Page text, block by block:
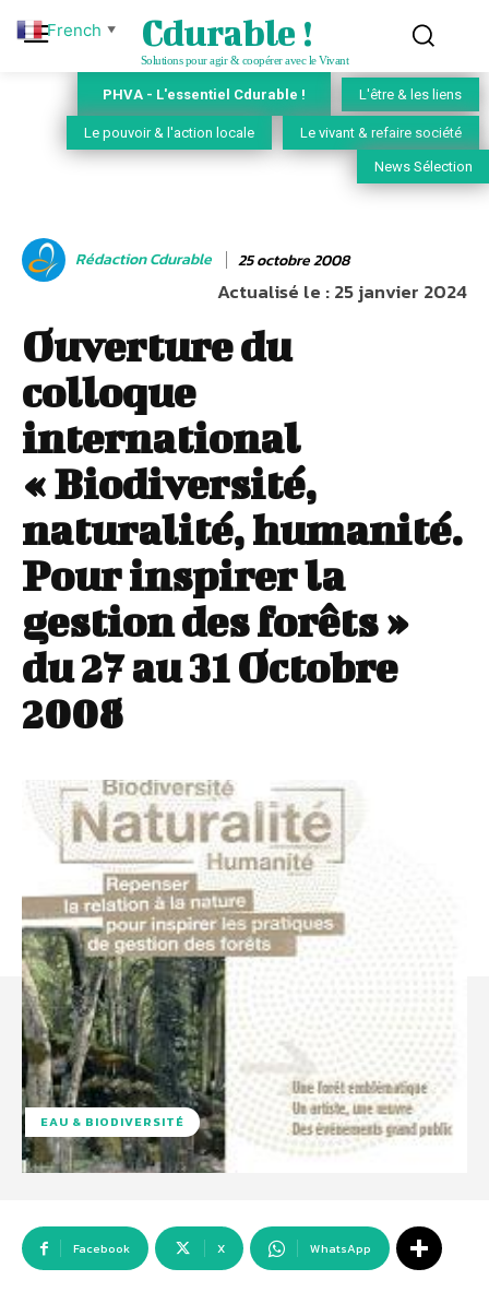
Cdurable !
Solutions pour agir & coopérer avec le Vivant
PHVA - L'essentiel Cdurable ! L'être & les liens
Le pouvoir & l'action locale Le vivant & refaire société
News Sélection
Rédaction Cdurable 25 octobre 2008
Actualisé le :25 janvier 2024
Ouverture du
colloque
international
« Biodiversité,
naturalité, humanité.
Pour inspirer la
gestion des forêts »
du 27 au 31 Octobre
2008
EAU & BIODIVERSITÉ
Facebook X WhatsApp
French ▼